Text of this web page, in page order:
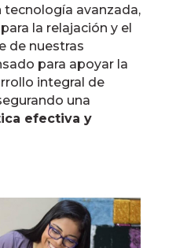
avanzada,
la relajación y el
de nuestras
para apoyar la
integral de
una
efectiva y